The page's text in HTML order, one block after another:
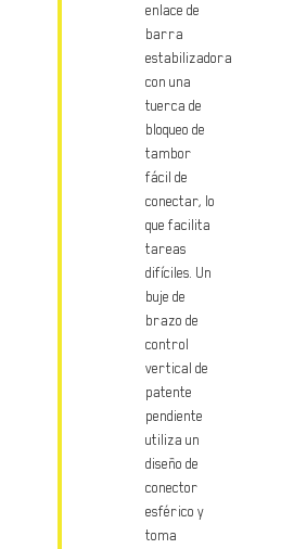
enlace de
barra
estabilizadora
con una
tuerca de
bloqueo de
tambor
fácil de
conectar, lo
que facilita
tareas
difíciles. Un
buje de
brazo de
control
vertical de
patente
pendiente
utiliza un
diseño de
conector
esférico y
toma